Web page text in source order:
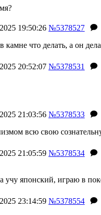
19:50:26 №5378527
что делать, а он
20:52:07 №5378531
21:03:56 №5378533
всю свою
21:05:59 №5378534
учу японский, играю в
23:14:59 №5378554